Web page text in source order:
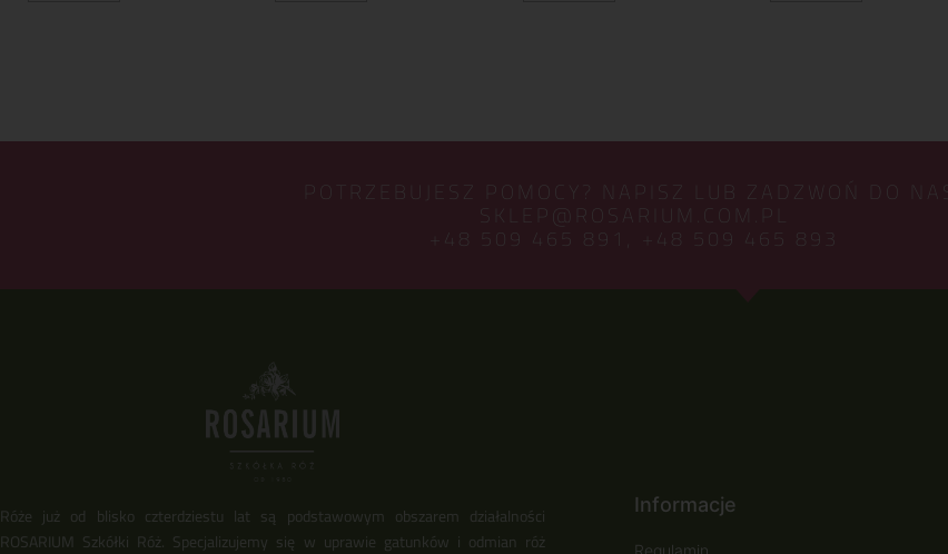
POTRZEBUJESZ POMOCY? NAPISZ LUB ZADZWOŃ DO NAS!
SKLEP@ROSARIUM.COM.PL
+48 509 465 891, +48 509 465 893
Róże już od blisko czterdziestu lat są podstawowym obszarem działalności
ROSARIUM Szkółki Róż. Specjalizujemy się w uprawie gatunków i odmian róż
Informacje